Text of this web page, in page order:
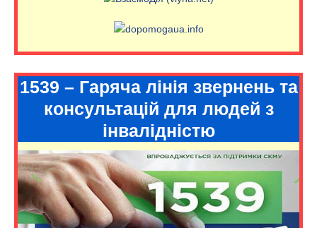
1539 – Гаряча лінія звернень та
консультацій для людей з
інвалідністю